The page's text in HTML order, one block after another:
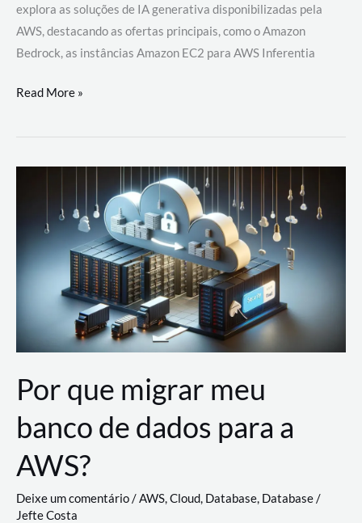
explora as soluções de IA generativa disponibilizadas pela
AWS, destacando as ofertas principais, como o Amazon
Bedrock, as instâncias Amazon EC2 para AWS Inferentia
Utilizando
Soluções
AWS
Read More »
Por que migrar meu
banco de dados para a
AWS?
Deixe um comentário/AWS,Cloud, Database, Database/
Jefte Costa